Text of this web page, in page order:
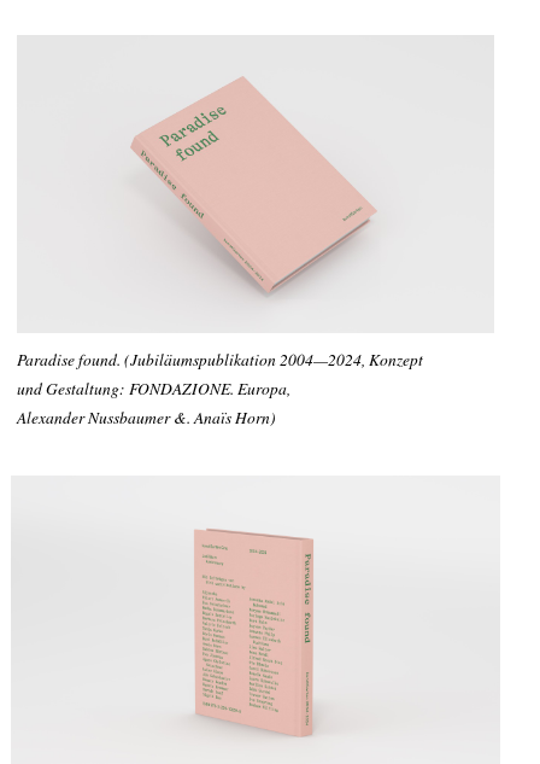
Paradise found. (Jubiläumspublikation 2004—2024, Konzept
und Gestaltung: FONDAZIONE. Europa,
Alexander Nussbaumer &. Anaïs Horn)